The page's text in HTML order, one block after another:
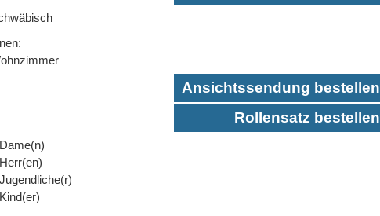
Ansichtssendung bestellen
Rollensatz bestellen